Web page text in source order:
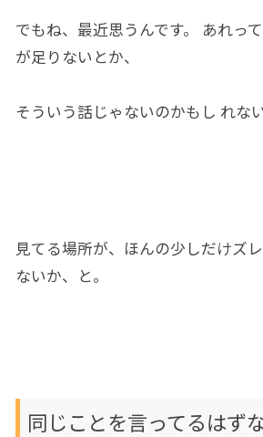
でもね、 最近思う んです。 あれっ
が足りないとか、
そういう話じゃないのかもし れな
見てる場所が、ほんの少しだけズ
ないか、と。
同じことを言ってるはず